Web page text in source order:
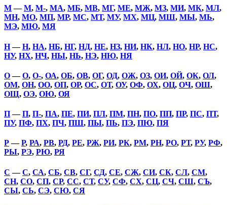
М—М, М-, МА, МБ, МВ, МГ, МЕ, МЖ, МЗ, МИ, МК, МЛ,
МН, МО, МП, МР, МС, МТ, МУ, МХ, МЦ, МШ, МЫ, МЬ,
МЭ, МЮ, МЯ
Н—Н, НА, НБ, НГ, НД, НЕ, НЗ, НИ, НК, НЛ, НО, НР, НС,
НУ, НХ, НЧ, НЫ, НЬ, НЭ, НЮ, НЯ
О—О, О-, ОА, ОБ, ОВ, ОГ, ОД, ОЖ, ОЗ, ОИ, ОЙ, ОК, ОЛ,
ОМ, ОН, ОО, ОП, ОР, ОС, ОТ, ОУ, ОФ, ОХ, ОЦ, ОЧ, ОШ,
ОЩ, ОЭ, ОЮ, ОЯ
П—П, П-, ПА, ПЕ, ПИ, ПЛ, ПМ, ПН, ПО, ПП, ПР, ПС, ПТ,
ПУ, ПФ, ПХ, ПЧ, ПШ, ПЫ, ПЬ, ПЭ, ПЮ, ПЯ
Р—Р, РА, РВ, РД, РЕ, РЖ, РИ, РК, РМ, РН, РО, РТ, РУ, РФ,
РЫ, РЭ, РЮ, РЯ
С —С, СА, СБ, СВ, СГ, СД, СЕ, СЖ, СИ, СК, СЛ, СМ,
СН, СО, СП, СР, СС, СТ, СУ, СФ, СХ, СЦ, СЧ, СШ, СЪ,
СЫ, СЬ, СЭ, СЮ, СЯ